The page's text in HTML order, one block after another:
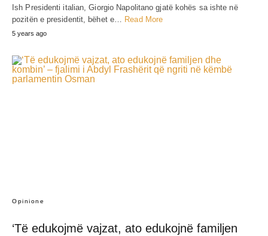
Ish Presidenti italian, Giorgio Napolitano gjatë kohës sa ishte në
pozitën e presidentit, bëhet e… Read More
5 years ago
Opinione
‘Të edukojmë vajzat, ato edukojnë familjen